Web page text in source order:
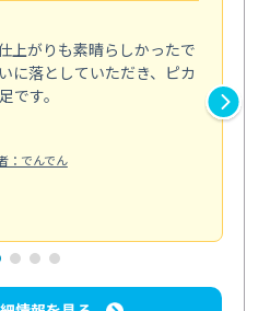
上がりも素晴らしかったで
に落としていただき、ピカ
です。
：でんでん